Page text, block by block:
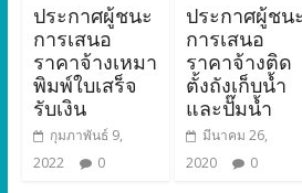
ประกาศผู้ชนะ
การเสนอ
ราคาจ้างเหมา
พิมพ์ใบเสร็จ
รับเงิน
กุมภาพันธ์ 9,
2022
0
ประกาศผู้ชนะ
การเสนอ
ราคาจ้างติด
ตั้งถังเก็บน้ำ
และปั๊มน้ำ
มีนาคม 26,
2020
0